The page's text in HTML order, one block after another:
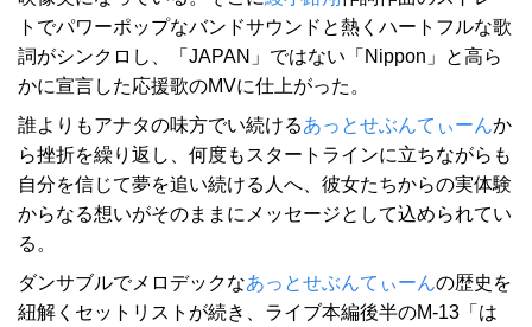
トでパワーポップなバンドサウンドと熱くハートフルな歌
詞がシンクロし、「JAPAN」ではない「Nippon」と高ら
かに宣言した応援歌のMVに仕上がった。
誰よりもアナタの味方でい続けるあっとせぶんてぃーんか
ら挫折を繰り返し、何度もスタートラインに立ちながらも
自分を信じて夢を追い続ける人へ、彼女たちからの実体験
からなる想いがそのままにメッセージとして込められてい
る。
ダンサブルでメロデックなあっとせぶんてぃーんの歴史を
紐解くセットリストが続き、ライブ本編後半のM-13「は